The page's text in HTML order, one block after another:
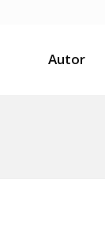
Autor